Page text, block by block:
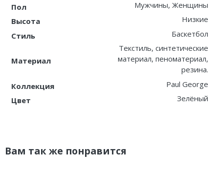
Пол
Мужчины, Женщины
Высота
Низкие
Стиль
Баскетбол
Материал
Текстиль, синтетические
материал, пеноматериал,
резина.
Коллекция
Paul George
Цвет
Зелёный
Вам так же понравится